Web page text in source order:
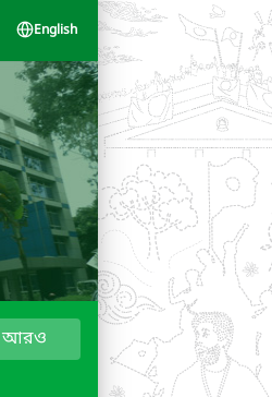
English
আরও